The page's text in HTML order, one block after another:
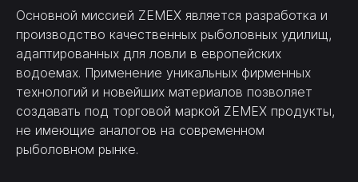
Основной миссией ZEMEX является разработка и
производство качественных рыболовных удилищ,
адаптированных для ловли в европейских
водоемах. Применение уникальных фирменных
технологий и новейших материалов позволяет
создавать под торговой маркой ZEMEX продукты,
не имеющие аналогов на современном
рыболовном рынке.